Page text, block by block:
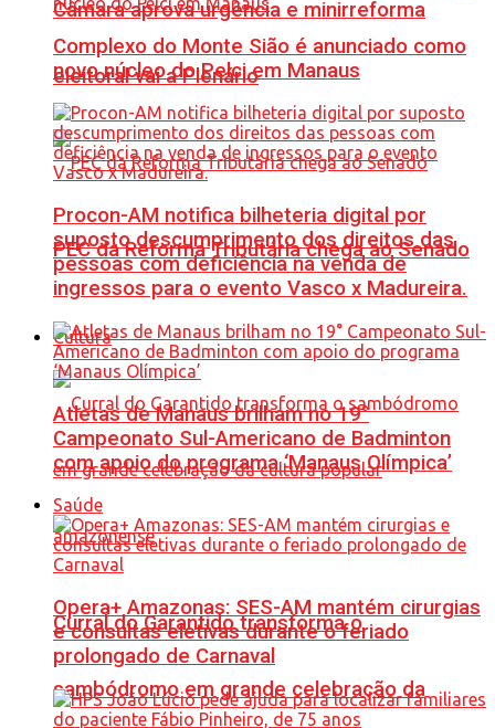
Câmara aprova urgência e minirreforma
eleitoral vai a Plenário
PEC da Reforma Tributária chega ao Senado
Cultura
Curral do Garantido transforma o
sambódromo em grande celebração da
Complexo do Monte Sião é anunciado como
novo núcleo do Pelci em Manaus
Procon-AM notifica bilheteria digital por
suposto descumprimento dos direitos das
pessoas com deficiência na venda de
ingressos para o evento Vasco x Madureira.
Atletas de Manaus brilham no 19°
Campeonato Sul-Americano de Badminton
com apoio do programa ‘Manaus Olímpica’
Saúde
Opera+ Amazonas: SES-AM mantém cirurgias
e consultas eletivas durante o feriado
prolongado de Carnaval